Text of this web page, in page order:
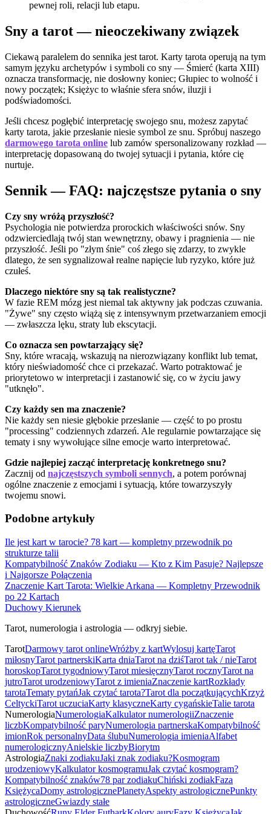
pewnej roli, relacji lub etapu.
Sny a tarot — nieoczekiwany związek
Ciekawą paralelem do sennika jest tarot. Karty tarota operują na tym
samym języku archetypów i symboli co sny — Śmierć (karta XIII)
oznacza transformację, nie dosłowny koniec; Głupiec to wolność i
nowy początek; Księżyc to właśnie sfera snów, iluzji i
podświadomości.
Jeśli chcesz pogłębić interpretację swojego snu, możesz zapytać
karty tarota, jakie przesłanie niesie symbol ze snu. Spróbuj naszego
darmowego tarota online lub zamów spersonalizowany rozkład —
interpretację dopasowaną do twojej sytuacji i pytania, które cię
nurtuje.
Sennik — FAQ: najczęstsze pytania o sny
Czy sny wróżą przyszłość?
Psychologia nie potwierdza prorockich właściwości snów. Sny
odzwierciedlają twój stan wewnętrzny, obawy i pragnienia — nie
przyszłość. Jeśli po "złym śnie" coś złego się zdarzy, to zwykle
dlatego, że sen sygnalizował realne napięcie lub ryzyko, które już
czułeś.
Dlaczego niektóre sny są tak realistyczne?
W fazie REM mózg jest niemal tak aktywny jak podczas czuwania.
"Żywe" sny często wiążą się z intensywnym przetwarzaniem emocji
— zwłaszcza lęku, straty lub ekscytacji.
Co oznacza sen powtarzający się?
Sny, które wracają, wskazują na nierozwiązany konflikt lub temat,
który nieświadomość chce ci przekazać. Warto potraktować je
priorytetowo w interpretacji i zastanowić się, co w życiu jawy
"utknęło".
Czy każdy sen ma znaczenie?
Nie każdy sen niesie głębokie przesłanie — część to po prostu
"processing" codziennych zdarzeń. Ale regularnie powtarzające się
tematy i sny wywołujące silne emocje warto interpretować.
Gdzie najlepiej zacząć interpretację konkretnego snu?
Zacznij od najczęstszych symboli sennych, a potem porównaj
ogólne znaczenie z emocjami i sytuacją, które towarzyszyły
twojemu snowi.
Podobne artykuły
Ile jest kart w tarocie? 78 kart — kompletny przewodnik po
strukturze talii
Kompatybilność Znaków Zodiaku — Kto z Kim Pasuje? Najlepsze
i Najgorsze Połączenia
Znaczenie Kart Tarota: Wielkie Arkana — Kompletny Przewodnik
po 22 Kartach
Duchowy Kierunek
Tarot, numerologia i astrologia — odkryj siebie.
TarotDarmowy tarot onlineWróżby z kartWylosuj kartęTarot
miłosnyTarot partnerskiKarta dniaTarot na dziśTarot tak / nieTarot
horoskopTarot tygodniowyTarot miesięcznyTarot rocznyTarot na
jutroTarot urodzeniowyTarot z imieniaZnaczenie kartRozkłady
tarotaTematy pytańJak czytać tarota?Tarot dla początkującychKrzyż
CeltyckiTarot uczuciaKarty klasyczneKarty cygańskieTalie tarota
NumerologiaNumerologiaKalkulator numerologiiZnaczenie
liczbKompatybilność paryNumerologia partnerskaKompatybilność
imionRok personalnyData ślubuNumerologia imieniaAlfabet
numerologicznyAnielskie liczbyBiorytm
AstrologiaZnaki zodiakuJaki znak zodiaku?Kosmogram
urodzeniowyKalkulator kosmogramuJak czytać kosmogram?
Kompatybilność znaków78 par zodiakuChiński zodiakFaza
KsiężycaDomy astrologicznePlanetyAspekty astrologicznePunkty
astrologiczneGwiazdy stałe